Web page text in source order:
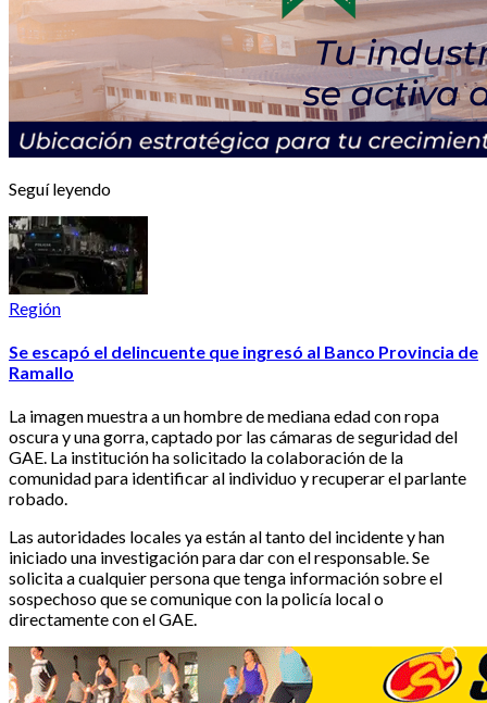
Seguí leyendo
Región
Se escapó el delincuente que ingresó al Banco Provincia de
Ramallo
La imagen muestra a un hombre de mediana edad con ropa
oscura y una gorra, captado por las cámaras de seguridad del
GAE. La institución ha solicitado la colaboración de la
comunidad para identificar al individuo y recuperar el parlante
robado.
Las autoridades locales ya están al tanto del incidente y han
iniciado una investigación para dar con el responsable. Se
solicita a cualquier persona que tenga información sobre el
sospechoso que se comunique con la policía local o
directamente con el GAE.